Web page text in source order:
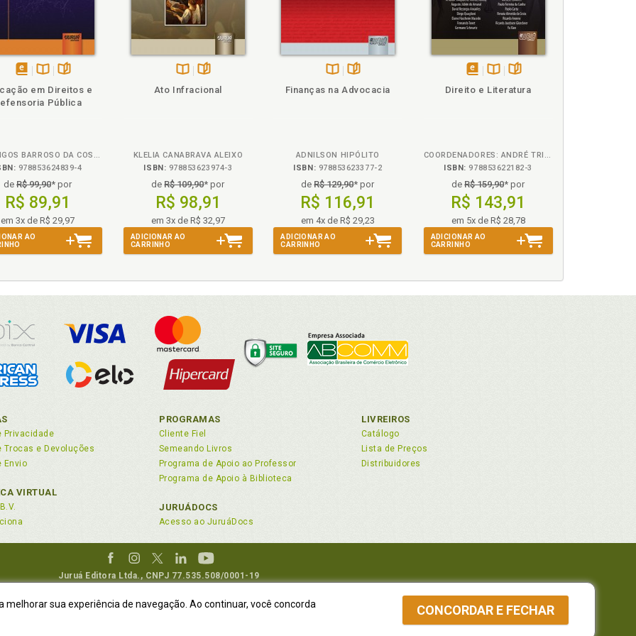
em
na
em Direitos e
Pública
DOMINGOS BARROSO DA COSTA E ARION ESCORSIN DE GODOY
978853624839-4
de R$ 99,90* por
R$ 89,91
em 3x de R$ 29,97
AO
Ato Infracional
KLELIA CANABRAVA ALEIXO
ISBN: 978853623974-3
deR$ 109,90* por
R$ 98,91
em 3x de R$ 32,97
ADICIONAR AO
CARRINHO
Finanças na Advocacia
ADNILSON HIPÓLITO
ISBN: 978853623377-2
deR$ 129,90* por
R$ 116,91
em 4x de R$ 29,23
ADICIONAR AO
CARRINHO
Folheie
Direito e Literatura
COORDENADORES: ANDRÉ TRINDADE E GERMANO SCHWARTZ
ISBN: 978853622182-3
deR$ 159,90* por
R$ 143,91
em 5x de R$ 28,78
ADICIONAR AO
CARRINHO
Privacidade
Trocas e Devoluções
Envio
VIRTUAL
PROGRAMAS
Cliente Fiel
Semeando Livros
Programa de Apoio ao Professor
Programa de Apoio à Biblioteca
JURUÁDOCS
Acesso ao JuruáDocs
LIVREIROS
Catálogo
Lista de Preços
Distribuidores
Juruá Editora Ltda., CNPJ 77.535.508/0001-19
R. Flávio Dallegrave, 7665, São Lourenço |Curitiba - Paraná - CEP 82210-310
melhorar sua experiência de navegação. Ao continuar, você concorda
CONCORDAR E FECHAR